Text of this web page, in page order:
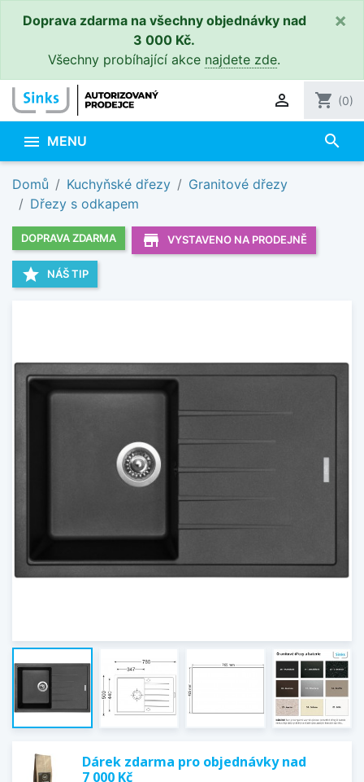
Doprava zdarma na všechny objednávky nad
3 000 Kč.
Všechny probíhající akce najdete zde.
×
 shopping_cart (0)
 MENU search
Domů Kuchyňské dřezy
Granitové dřezy
Dřezy s odkapem
DOPRAVA ZDARMA store_mall_directory VYSTAVENO NA PRODEJNĚ
star NÁŠ TIP
Dárek zdarma pro objednávky nad
7 000 Kč